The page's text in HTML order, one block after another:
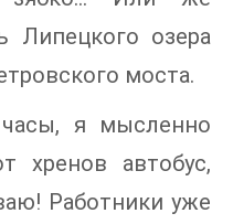
Липецкого озера
моста.
я мысленно
хренов автобус,
Работники уже